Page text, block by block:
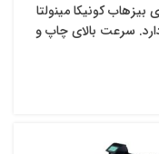
کونیکا مینولتا
سرعت بالای چاپ و